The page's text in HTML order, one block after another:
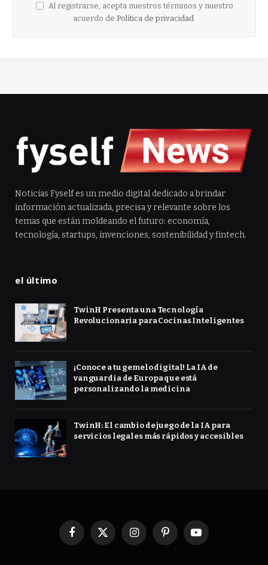
Al registrarse, acepta nuestros términos y nuestro
acuerdo de Política de privacidad
Noticias Fyself es un medio digital dedicado a brindar
información actualizada, precisa y relevante sobre los
temas que están moldeando el futuro: economía,
tecnología, startups, invenciones, sostenibilidad y fintech.
el último
TwinH Presenta una Tecnología
Revolucionaria para Cocinas Inteligentes
¡Conoce a tu gemelo digital! La IA de
vanguardia de Europa que está
personalizando la medicina
TwinH: El cambio de juego de la IA para
servicios legales más rápidos y accesibles
Facebook
X
InstagramPinterestYouTube